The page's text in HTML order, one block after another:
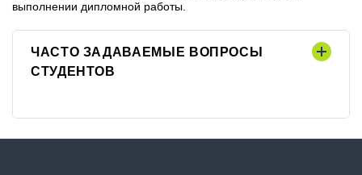
СТУДЕНТОВ